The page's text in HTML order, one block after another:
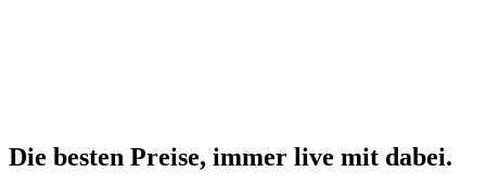
Die besten Preise, immer live mit dabei.